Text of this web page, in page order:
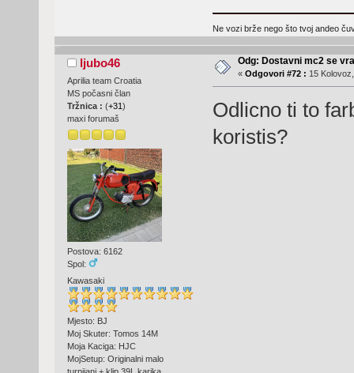
Ne vozi brže nego što tvoj andeo
ljubo46
Aprilia team Croatia
MS počasni član
Tržnica : (+31)
maxi forumaš
Postova: 6162
Spol:
Kawasaki
Mjesto: BJ
Moj Skuter: Tomos 14M
Moja Kaciga: HJC
MojSetup: Originalni malo
Odg: Dostavni mc2 se
« Odgovori #72 : 15
Odlicno ti to
koristis?